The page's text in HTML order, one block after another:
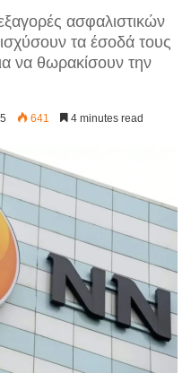
ασφαλιστικών
τα έσοδά τους
να θωρακίσουν την
641 4 minutes read